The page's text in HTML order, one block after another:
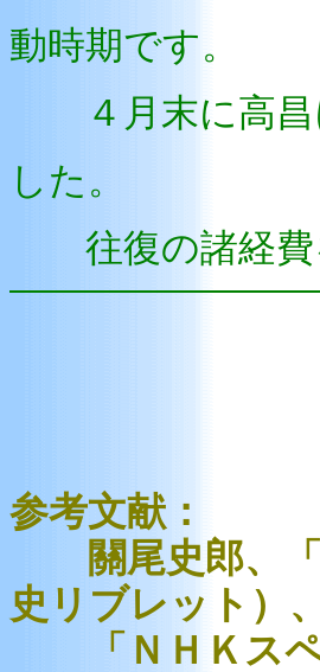
動時期です。
４月末に高昌
した。
往復の諸経費
参考文献：
關尾史郎、「
史リブレット）
「ＮＨＫスペ